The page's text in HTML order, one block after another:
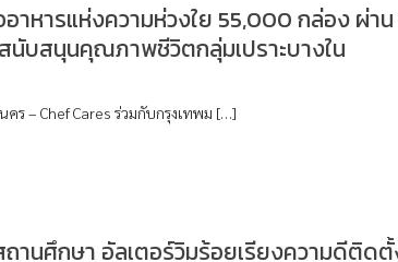
าหารแห่งความห่วงใย 55,000 กล่อง ผ่าน
นับสนุนคุณภาพชีวิตกลุ่มเปราะบางใน
ร – Chef Cares ร่วมกับกรุงเทพม […]
านศึกษา อัลเตอร์วิมร้อยเรียงความดีติด